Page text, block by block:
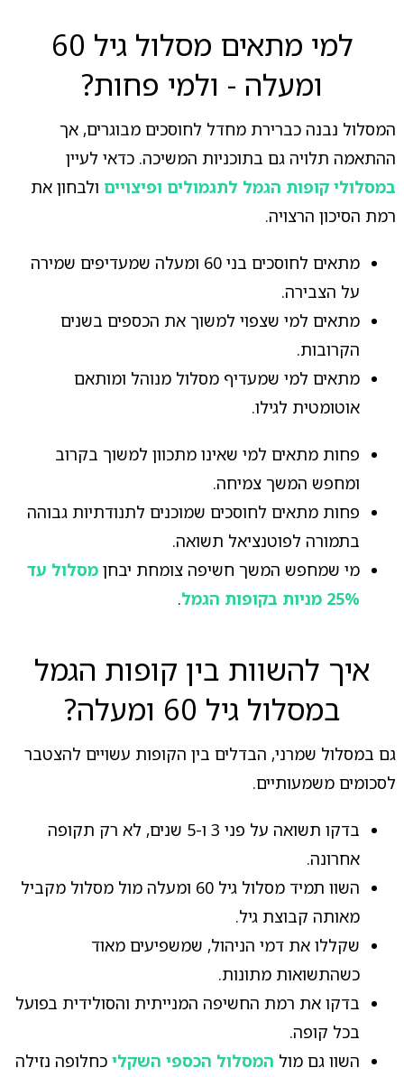
למי מתאים מסלול גיל 60
ומעלה - ולמי פחות?
המסלול נבנה כברירת מחדל לחוסכים מבוגרים, אך
ההתאמה תלויה גם בתוכניות המשיכה. כדאי לעיין
במסלולי קופות הגמל לתגמולים ופיצויים ולבחון את
רמת הסיכון הרצויה.
מתאים לחוסכים בני 60 ומעלה שמעדיפים שמירה
על הצבירה.
מתאים למי שצפוי למשוך את הכספים בשנים
הקרובות.
מתאים למי שמעדיף מסלול מנוהל ומותאם
אוטומטית לגילו.
פחות מתאים למי שאינו מתכוון למשוך בקרוב
ומחפש המשך צמיחה.
פחות מתאים לחוסכים שמוכנים לתנודתיות גבוהה
בתמורה לפוטנציאל תשואה.
מי שמחפש המשך חשיפה צומחת יבחן מסלול עד
25% מניות בקופות הגמל
.
איך להשוות בין קופות הגמל
במסלול גיל 60 ומעלה?
גם במסלול שמרני, הבדלים בין הקופות עשויים להצטבר
לסכומים משמעותיים.
בדקו תשואה על פני 3 ו-5 שנים, לא רק תקופה
אחרונה.
השוו תמיד מסלול גיל 60 ומעלה מול מסלול מקביל
מאותה קבוצת גיל.
שקללו את דמי הניהול, שמשפיעים מאוד
כשהתשואות מתונות.
בדקו את רמת החשיפה המנייתית והסולידית בפועל
בכל קופה.
השוו גם מול המסלול הכספי השקליכחלופה נזילה